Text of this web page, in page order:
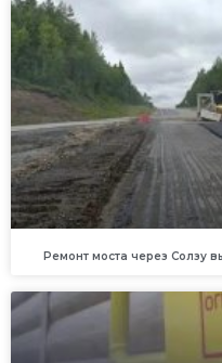
Ремонт моста через Солзу